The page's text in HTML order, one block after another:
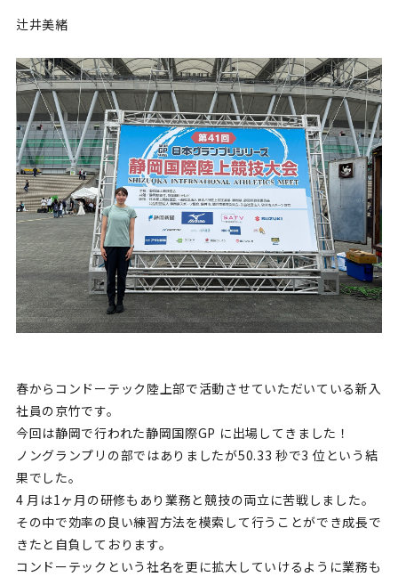
辻井美緒
春からコンドーテック陸上部で活動させていただいている新入
社員の京竹です。
今回は静岡で行われた静岡国際GP に出場してきました！
ノングランプリの部ではありましたが50.33 秒で3 位という結
果でした。
4 月は1ヶ月の研修もあり業務と競技の両立に苦戦しました。
その中で効率の良い練習方法を模索して行うことができ成長で
きたと自負しております。
コンドーテックという社名を更に拡大していけるように業務も